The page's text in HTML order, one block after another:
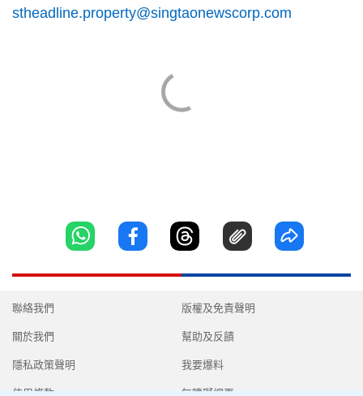
stheadline.property@singtaonewscorp.com
聯絡我們
關於我們
隱私政策聲明
使用條款
版權及免責聲明
幫助及反饋
我要爆料
無障礙網頁